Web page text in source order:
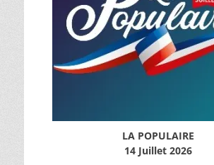
LA POPULAIRE
14 Juillet 2026